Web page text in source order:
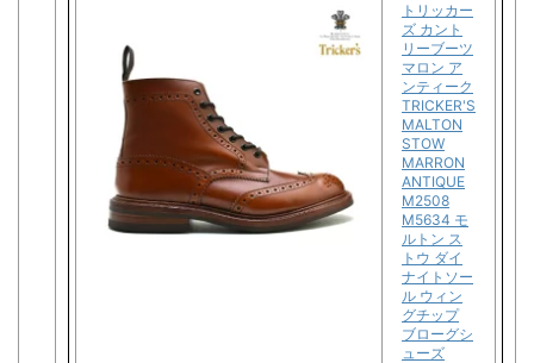
トリッカー
ズ カント
リーブーツ
マロン ア
ンティーク
TRICKER'S
MALTON
STOW
MARRON
ANTIQUE
M2508
M5634 モ
ルトン ス
トウ ダイ
ナイトソー
ル ウィン
グチップ
ブローグシ
ューズ